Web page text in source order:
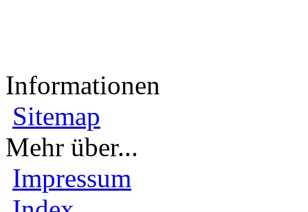
Informationen
Sitemap
Mehr über...
Impressum